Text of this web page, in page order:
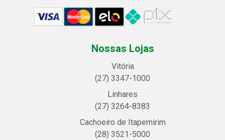
Nossas Lojas
Vitória
(27) 3347-1000
Linhares
(27) 3264-8383
Cachoeiro de Itapemirim
(28) 3521-5000